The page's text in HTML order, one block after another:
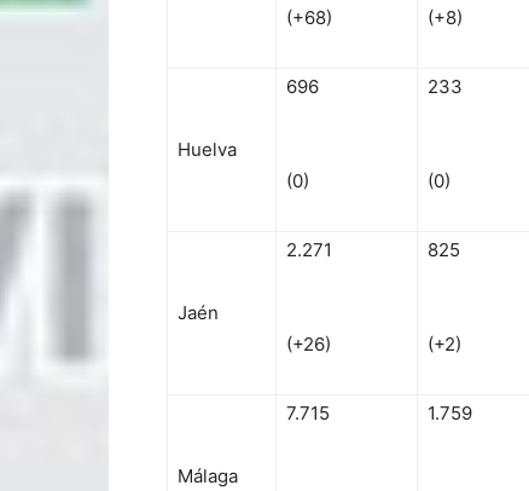
(+68) (+8)
Huelva
696
(0)
233
(0)
Jaén
2.271
(+26)
825
(+2)
Málaga
7.715 1.759